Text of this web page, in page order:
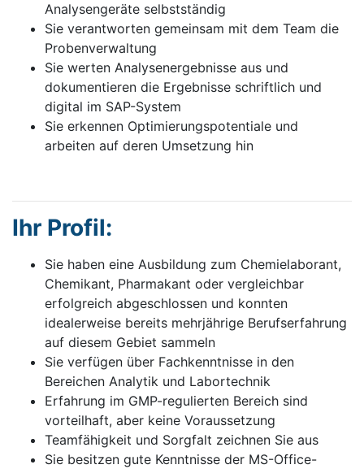
Analysengeräte selbstständig
Sie verantworten gemeinsam mit dem Team die
Probenverwaltung
Sie werten Analysenergebnisse aus und
dokumentieren die Ergebnisse schriftlich und
digital im SAP-System
Sie erkennen Optimierungspotentiale und
arbeiten auf deren Umsetzung hin
Ihr Profil:
Sie haben eine Ausbildung zum Chemielaborant,
Chemikant, Pharmakant oder vergleichbar
erfolgreich abgeschlossen und konnten
idealerweise bereits mehrjährige Berufserfahrung
auf diesem Gebiet sammeln
Sie verfügen über Fachkenntnisse in den
Bereichen Analytik und Labortechnik
Erfahrung im GMP-regulierten Bereich sind
vorteilhaft, aber keine Voraussetzung
Teamfähigkeit und Sorgfalt zeichnen Sie aus
Sie besitzen gute Kenntnisse der MS-Office-